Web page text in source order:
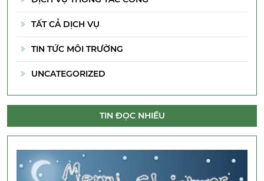
TẤT CẢ DỊCH VỤ
TIN TỨC MÔI TRƯỜNG
UNCATEGORIZED
TIN ĐỌC NHIỀU